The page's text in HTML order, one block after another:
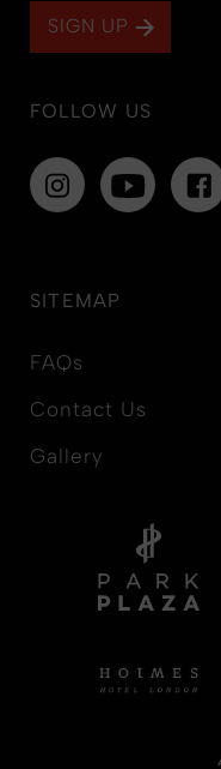
SIGN UP
FOLLOW US
SITEMAP
FAQs
Contact Us
Gallery